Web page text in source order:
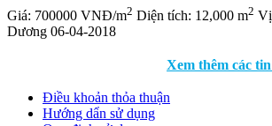
Giá: 700000 VNĐ/m2 Diện tích: 12,000 m2
Dương 06-04-2018
Xem thêm các
Điều khoản thỏa thuận
Hướng dẩn sử dụng